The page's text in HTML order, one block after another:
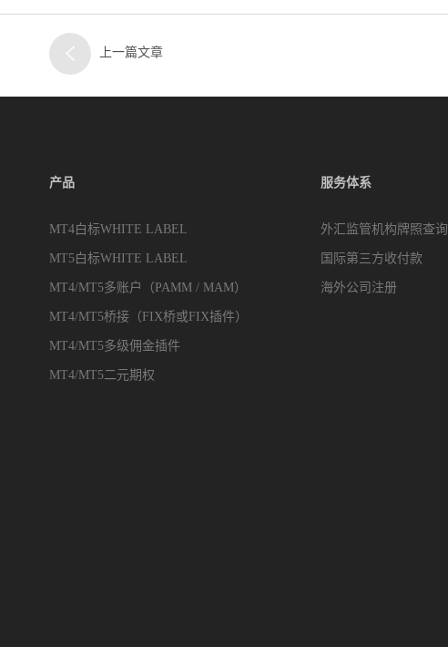
上一篇文章
产品
MT4白标WHITE LABEL
MT5白标WHITE LABEL
MT4/MT5多账户（PAMM / MAM）
MT4/MT5桥接（FIX桥或FIX插件）
MT4/MT5多级佣金插件
MT4/MT5二元期权
服务体系
外汇监管机构牌照查询
国际第三方收付款
海外公司注册